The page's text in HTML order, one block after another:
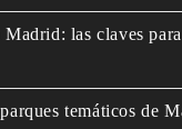
Madrid: las claves
temáticos de